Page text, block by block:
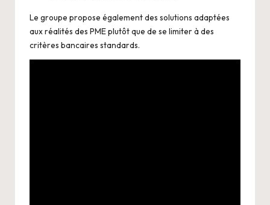
Le groupe propose également des solutions adaptées
aux réalités des PME plutôt que de se limiter à des
critères bancaires standards.